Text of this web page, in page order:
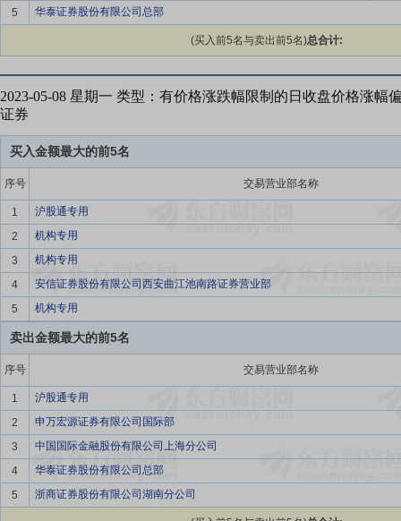
5
华泰证券股份有限公司总部
(买入前5名与卖出前5名)总合计:
2023-05-08 星期一 类型：有价格涨跌幅限制的日收盘价格涨幅
证券
买入金额最大的前5名
序号 交易营业部名称
1
沪股通专用
2
机构专用
3
机构专用
4
安信证券股份有限公司西安曲江池南路证券营业部
5
机构专用
卖出金额最大的前5名
序号 交易营业部名称
1
沪股通专用
2
申万宏源证券有限公司国际部
3
中国国际金融股份有限公司上海分公司
4
华泰证券股份有限公司总部
5
浙商证券股份有限公司湖南分公司